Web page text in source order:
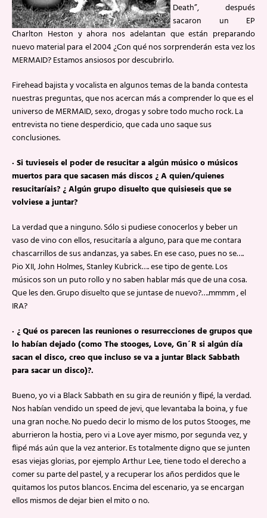
Death”, después
sacaron un EP
Charlton Heston y ahora nos adelantan que están preparando
nuevo material para el 2004 ¿Con qué nos sorprenderán esta vez los
MERMAID? Estamos ansiosos por descubrirlo.
Firehead bajista y vocalista en algunos temas de la banda contesta
nuestras preguntas, que nos acercan más a comprender lo que es el
universo de MERMAID, sexo, drogas y sobre todo mucho rock. La
entrevista no tiene desperdicio, que cada uno saque sus
conclusiones.
· Si tuvieseis el poder de resucitar a algún músico o músicos
muertos para que sacasen más discos ¿ A quien/quienes
resucitaríais? ¿ Algún grupo disuelto que quisieseis que se
volviese a juntar?
La verdad que a ninguno. Sólo si pudiese conocerlos y beber un
vaso de vino con ellos, resucitaría a alguno, para que me contara
chascarrillos de sus andanzas, ya sabes. En ese caso, pues no se….
Pio XII, John Holmes, Stanley Kubrick…. ese tipo de gente. Los
músicos son un puto rollo y no saben hablar más que de una cosa.
Que les den. Grupo disuelto que se juntase de nuevo?….mmmm , el
IRA?
· ¿ Qué os parecen las reuniones o resurrecciones de grupos que
lo habían dejado (como The stooges, Love, Gn´R si algún día
sacan el disco, creo que incluso se va a juntar Black Sabbath
para sacar un disco)?.
Bueno, yo vi a Black Sabbath en su gira de reunión y flipé, la verdad.
Nos habían vendido un speed de jevi, que levantaba la boina, y fue
una gran noche. No puedo decir lo mismo de los putos Stooges, me
aburrieron la hostia, pero vi a Love ayer mismo, por segunda vez, y
flipé más aún que la vez anterior. Es totalmente digno que se junten
esas viejas glorias, por ejemplo Arthur Lee, tiene todo el derecho a
comer su parte del pastel, y a recuperar los años perdidos que le
quitamos los putos blancos. Encima del escenario, ya se encargan
ellos mismos de dejar bien el mito o no.